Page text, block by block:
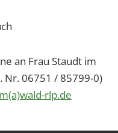
an Frau Staudt im
Nr. 06751 / 85799-0)
rlp.de